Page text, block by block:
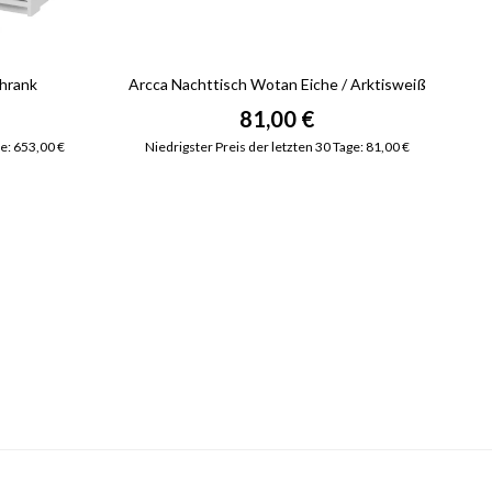
653,00 €
Arcca Nachttisch Wotan Eiche / Arktisweiß
81,00 €
Niedrigster Preis der letzten 30 Tage: 81,00 €